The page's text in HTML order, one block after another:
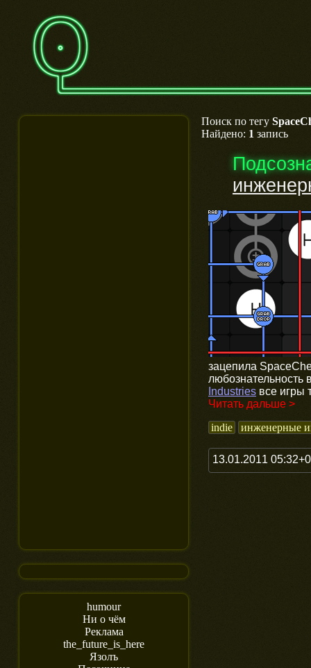
humour
Ни о чём
Реклама
the_future_is_here
Язолъ
Поиск по тегу
Найдено: 1 запись
зацепила
любознательность
Industries все игры
Читать дальше >
indie
инженерные
13.01.2011